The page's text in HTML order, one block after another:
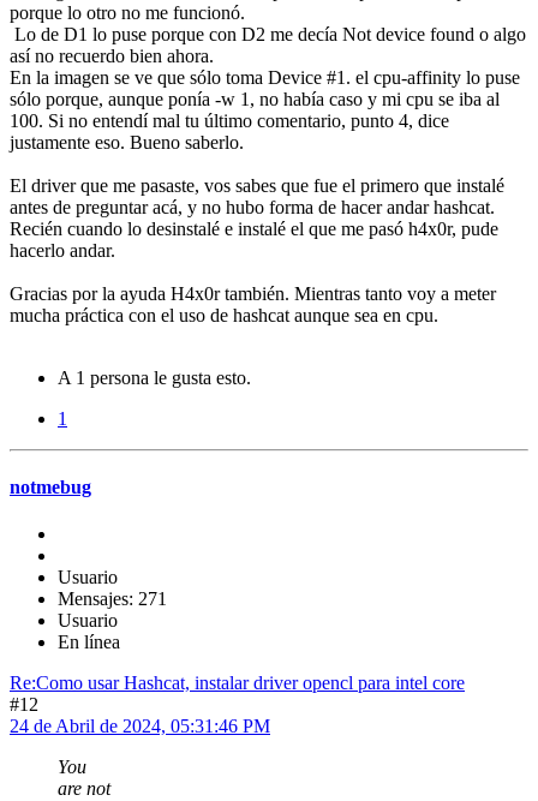
porque lo otro no me funcionó.
Lo de D1 lo puse porque con D2 me decía Not device found o algo
así no recuerdo bien ahora.
En la imagen se ve que sólo toma Device #1. el cpu-affinity lo puse
sólo porque, aunque ponía -w 1, no había caso y mi cpu se iba al
100. Si no entendí mal tu último comentario, punto 4, dice
justamente eso. Bueno saberlo.
El driver que me pasaste, vos sabes que fue el primero que instalé
antes de preguntar acá, y no hubo forma de hacer andar hashcat.
Recién cuando lo desinstalé e instalé el que me pasó h4x0r, pude
hacerlo andar.
Gracias por la ayuda H4x0r también. Mientras tanto voy a meter
mucha práctica con el uso de hashcat aunque sea en cpu.
A 1 persona le gusta esto.
1
notmebug
Usuario
Mensajes: 271
Usuario
En línea
Re:Como usar Hashcat, instalar driver opencl para intel core
#12
24 de Abril de 2024, 05:31:46 PM
You
are not